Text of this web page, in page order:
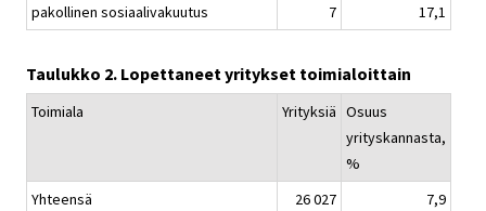
pakollinen sosiaalivakuutus
7 17,1
Taulukko 2. Lopettaneet yritykset toimialoittain
Toimiala Yrityksiä Osuus
yrityskannasta,
%
Yhteensä
26 027 7,9